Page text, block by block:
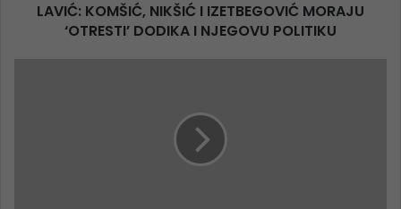
LAVIĆ: KOMŠIĆ, NIKŠIĆ I IZETBEGOVIĆ MORAJU
‘OTRESTI’ DODIKA I NJEGOVU POLITIKU